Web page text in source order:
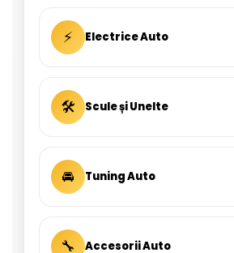
⚡ Electrice Auto
🛠 Scule și Unelte
🚘 Tuning Auto
🔧 Accesorii Auto